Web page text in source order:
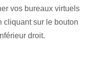
vos bureaux virtuels
cliquant sur le bouton
droit.